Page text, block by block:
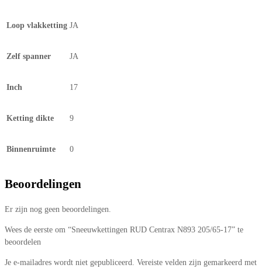
Loop vlakketting JA
Zelf spanner JA
Inch 17
Ketting dikte 9
Binnenruimte 0
Beoordelingen
Er zijn nog geen beoordelingen.
Wees de eerste om “Sneeuwkettingen RUD Centrax N893 205/65-17” te
beoordelen
Je e-mailadres wordt niet gepubliceerd. Vereiste velden zijn gemarkeerd met